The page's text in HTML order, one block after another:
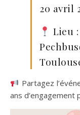
20 avril
Lieu
Partagez
ans d’engagement